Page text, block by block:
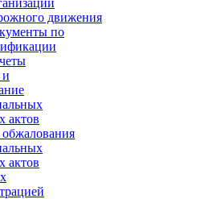
движения
по
и
актов
актов